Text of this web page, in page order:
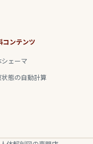
コンテンツ
シェーマ
態の自動計算